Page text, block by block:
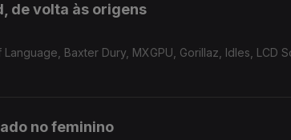
de volta às origens
Baxter Dury, MXGPU, Gorillaz, Idles, LCD
no feminino